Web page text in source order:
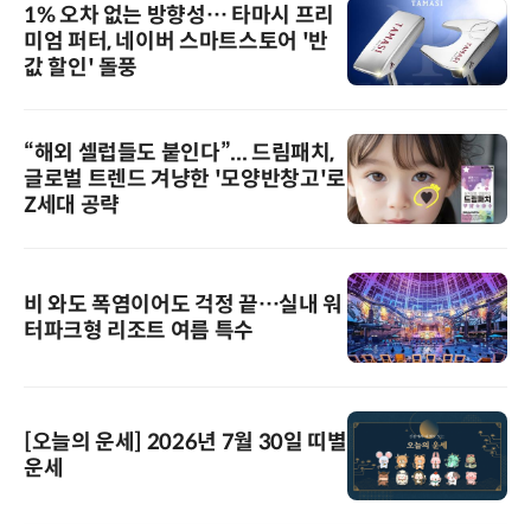
1% 오차 없는 방향성… 타마시 프리
미엄 퍼터, 네이버 스마트스토어 '반
값 할인' 돌풍
“해외 셀럽들도 붙인다”... 드림패치,
글로벌 트렌드 겨냥한 '모양반창고'로
Z세대 공략
비 와도 폭염이어도 걱정 끝…실내 워
터파크형 리조트 여름 특수
[오늘의 운세] 2026년 7월 30일 띠별
운세